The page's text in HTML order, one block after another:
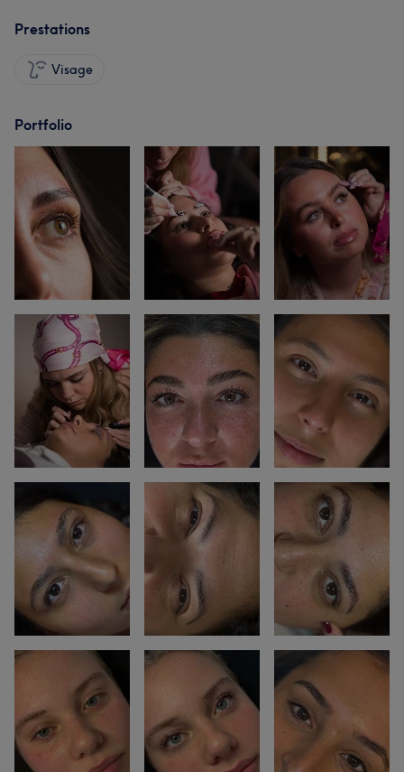
Prestations
Visage
Portfolio